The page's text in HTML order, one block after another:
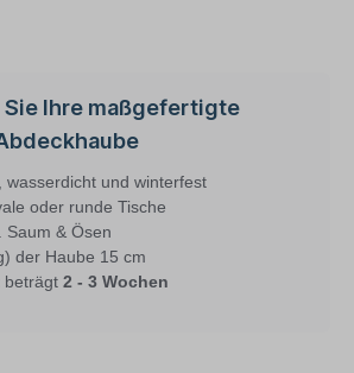
Ihre maßgefertigte
wasserdicht und winterfest
oder runde Tische
Saum & Ösen
der Haube 15 cm
beträgt 2 - 3 Wochen